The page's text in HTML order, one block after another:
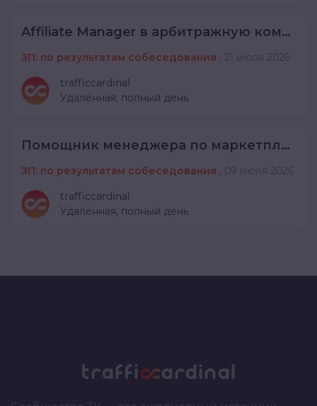
Affiliate Manager в арбитражную команду
ЗП: по результатам собеседования
21 июля 2026
trafficcardinal
Удалённая, полный день
Помощник менеджера по маркетплейсам
ЗП: по результатам собеседования
09 июля 2026
trafficcardinal
Удалённая, полный день